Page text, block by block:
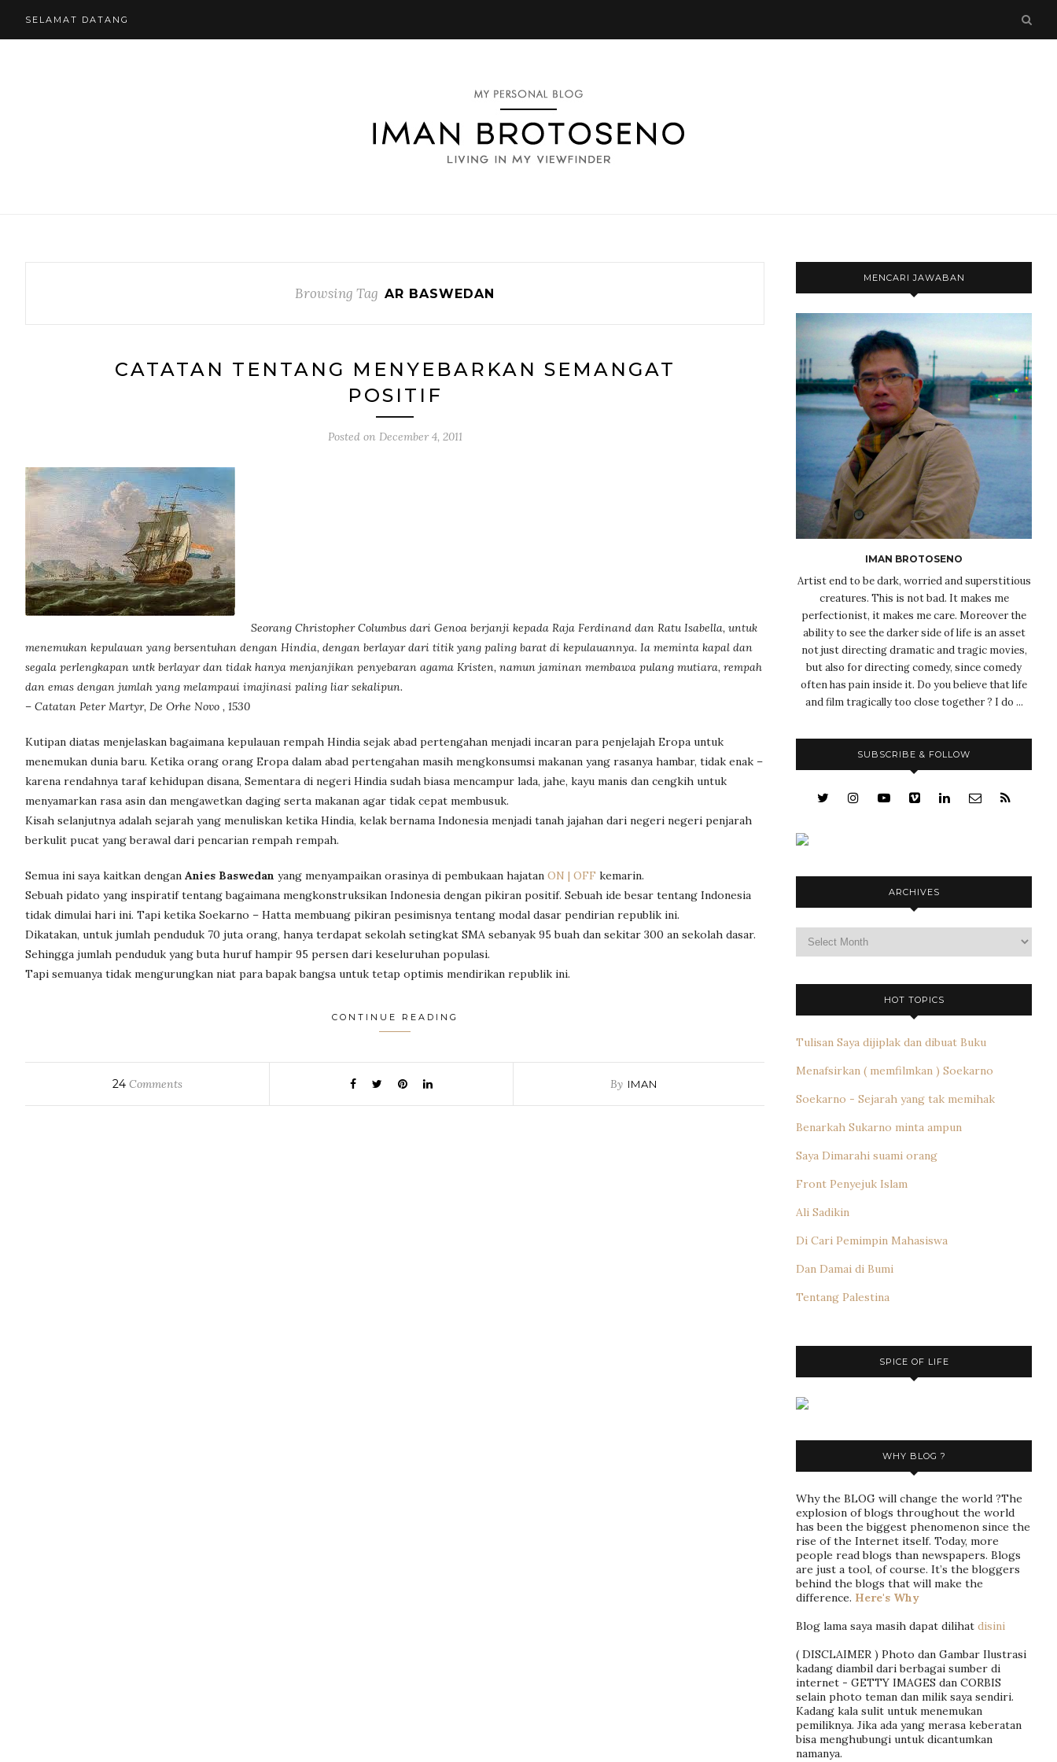
SELAMAT DATANG
Browsing Tag AR BASWEDAN
CATATAN TENTANG MENYEBARKAN SEMANGAT
POSITIF
Posted on December 4, 2011
Seorang Christopher Columbus dari Genoa berjanji kepada Raja Ferdinand dan Ratu Isabella, untuk
menemukan kepulauan yang bersentuhan dengan Hindia, dengan berlayar dari titik yang paling barat di kepulauannya. Ia meminta kapal dan
segala perlengkapan untk berlayar dan tidak hanya menjanjikan penyebaran agama Kristen, namun jaminan membawa pulang mutiara, rempah
dan emas dengan jumlah yang melampaui imajinasi paling liar sekalipun.
– Catatan Peter Martyr, De Orhe Novo , 1530
Kutipan diatas menjelaskan bagaimana kepulauan rempah Hindia sejak abad pertengahan menjadi incaran para penjelajah Eropa untuk
menemukan dunia baru. Ketika orang orang Eropa dalam abad pertengahan masih mengkonsumsi makanan yang rasanya hambar, tidak enak –
karena rendahnya taraf kehidupan disana, Sementara di negeri Hindia sudah biasa mencampur lada, jahe, kayu manis dan cengkih untuk
menyamarkan rasa asin dan mengawetkan daging serta makanan agar tidak cepat membusuk.
Kisah selanjutnya adalah sejarah yang menuliskan ketika Hindia, kelak bernama Indonesia menjadi tanah jajahan dari negeri negeri penjarah
berkulit pucat yang berawal dari pencarian rempah rempah.
Semua ini saya kaitkan dengan Anies Baswedan yang menyampaikan orasinya di pembukaan hajatan ON | OFF kemarin.
Sebuah pidato yang inspiratif tentang bagaimana mengkonstruksikan Indonesia dengan pikiran positif. Sebuah ide besar tentang Indonesia
tidak dimulai hari ini. Tapi ketika Soekarno – Hatta membuang pikiran pesimisnya tentang modal dasar pendirian republik ini.
Dikatakan, untuk jumlah penduduk 70 juta orang, hanya terdapat sekolah setingkat SMA sebanyak 95 buah dan sekitar 300 an sekolah dasar.
Sehingga jumlah penduduk yang buta huruf hampir 95 persen dari keseluruhan populasi.
Tapi semuanya tidak mengurungkan niat para bapak bangsa untuk tetap optimis mendirikan republik ini.
CONTINUE READING
24Comments By IMAN
MENCARI JAWABAN
IMAN BROTOSENO
Artist end to be dark, worried and superstitious
creatures. This is not bad. It makes me
perfectionist, it makes me care. Moreover the
ability to see the darker side of life is an asset
not just directing dramatic and tragic movies,
but also for directing comedy, since comedy
often has pain inside it. Do you believe that life
and film tragically too close together ? I do ...
SUBSCRIBE & FOLLOW
ARCHIVES
HOT TOPICS
Tulisan Saya dijiplak dan dibuat Buku
Menafsirkan ( memfilmkan ) Soekarno
Soekarno - Sejarah yang tak memihak
Benarkah Sukarno minta ampun
Saya Dimarahi suami orang
Front Penyejuk Islam
Ali Sadikin
Di Cari Pemimpin Mahasiswa
Dan Damai di Bumi
Tentang Palestina
SPICE OF LIFE
WHY BLOG ?
Why the BLOG will change the world ?The
explosion of blogs throughout the world
has been the biggest phenomenon since the
rise of the Internet itself. Today, more
people read blogs than newspapers. Blogs
are just a tool, of course. It’s the bloggers
behind the blogs that will make the
difference. Here's Why
Blog lama saya masih dapat dilihat disini
( DISCLAIMER ) Photo dan Gambar Ilustrasi
kadang diambil dari berbagai sumber di
internet - GETTY IMAGES dan CORBIS
selain photo teman dan milik saya sendiri.
Kadang kala sulit untuk menemukan
pemiliknya. Jika ada yang merasa keberatan
bisa menghubungi untuk dicantumkan
namanya.